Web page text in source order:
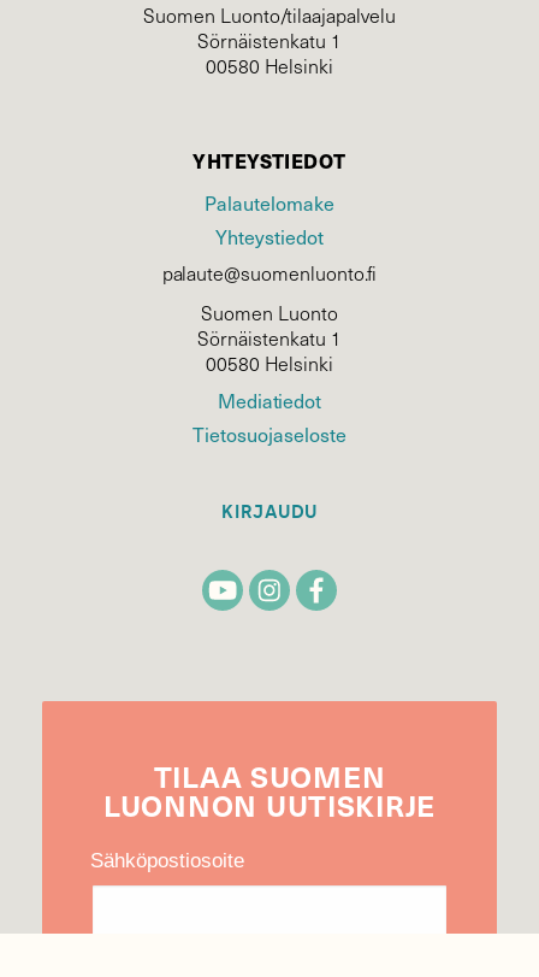
Suomen Luonto/tilaajapalvelu
Sörnäistenkatu 1
00580 Helsinki
YHTEYSTIEDOT
Palautelomake
Yhteystiedot
palaute@suomenluonto.fi
Suomen Luonto
Sörnäistenkatu 1
00580 Helsinki
Mediatiedot
Tietosuojaseloste
KIRJAUDU
TILAA SUOMEN
LUONNON UUTIS­KIRJE
Sähköpostiosoite